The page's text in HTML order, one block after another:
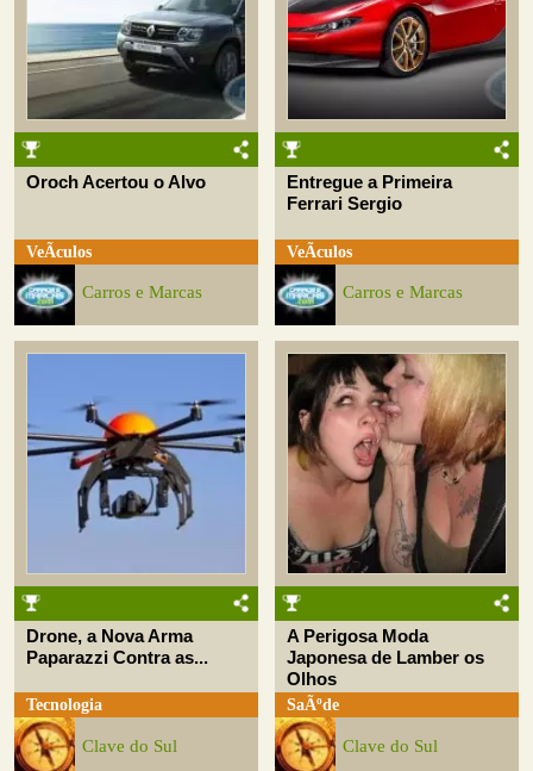
Oroch Acertou o Alvo
VeÃ­culos
Carros e Marcas
Entregue a Primeira
Ferrari Sergio
VeÃ­culos
Carros e Marcas
Drone, a Nova Arma
Paparazzi Contra as...
Tecnologia
Clave do Sul
A Perigosa Moda
Japonesa de Lamber os
Olhos
SaÃºde
Clave do Sul